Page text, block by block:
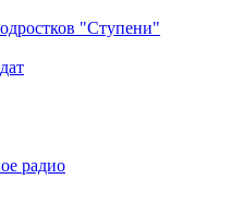
"Ступени"
радио